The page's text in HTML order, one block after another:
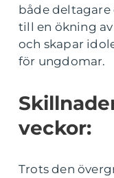
både deltagare
till en ökning
och skapar
för ungdomar.
veckor:
Trots den